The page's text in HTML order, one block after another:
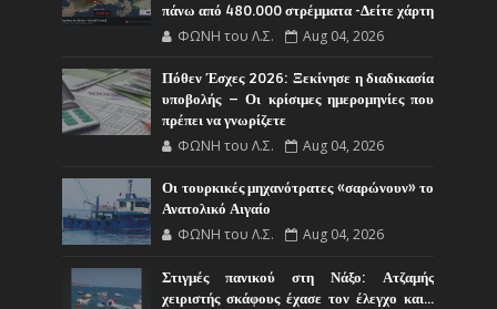
πάνω από 480.000 στρέμματα -Δείτε χάρτη
ΦΩΝΗ του Λ.Σ. Aug 04, 2026
Πόθεν Έσχες 2026: Ξεκίνησε η διαδικασία
υποβολής – Οι κρίσιμες ημερομηνίες που
πρέπει να γνωρίζετε
ΦΩΝΗ του Λ.Σ. Aug 04, 2026
Οι τουρκικές μηχανότρατες «σαρώνουν» το
Ανατολικό Αιγαίο
ΦΩΝΗ του Λ.Σ. Aug 04, 2026
Στιγμές πανικού στη Νάξο: Ατζαμής
χειριστής σκάφους έχασε τον έλεγχο και...